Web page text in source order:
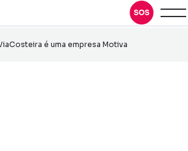
é uma empresa Motiva